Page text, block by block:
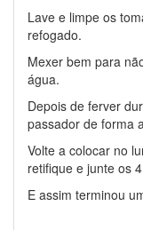
Lave e limpe os
refogado.
Mexer bem para
água.
Depois de ferver
passador de forma
Volte a colocar no
retifique e junte os 4
E assim terminou